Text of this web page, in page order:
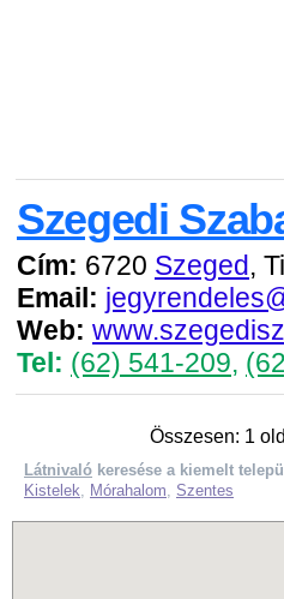
Szegedi
Cím: 6720 Szeged,
Email:
Web:
Tel: (62) 541-209,
Összesen: 1
Látnivaló keresése a kiemelt
Kistelek, Mórahalom, Szentes